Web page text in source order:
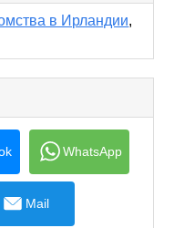
в Ирландии,
WhatsApp
Mail